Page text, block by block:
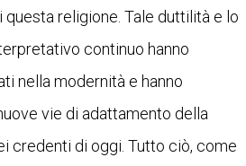
religione. Tale duttilità e lo
continuo hanno
nella modernità e hanno
vie di adattamento della
credenti di oggi. Tutto ciò, come